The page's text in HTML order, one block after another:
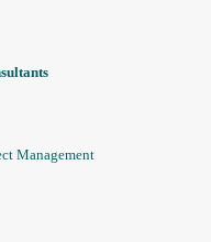
Management